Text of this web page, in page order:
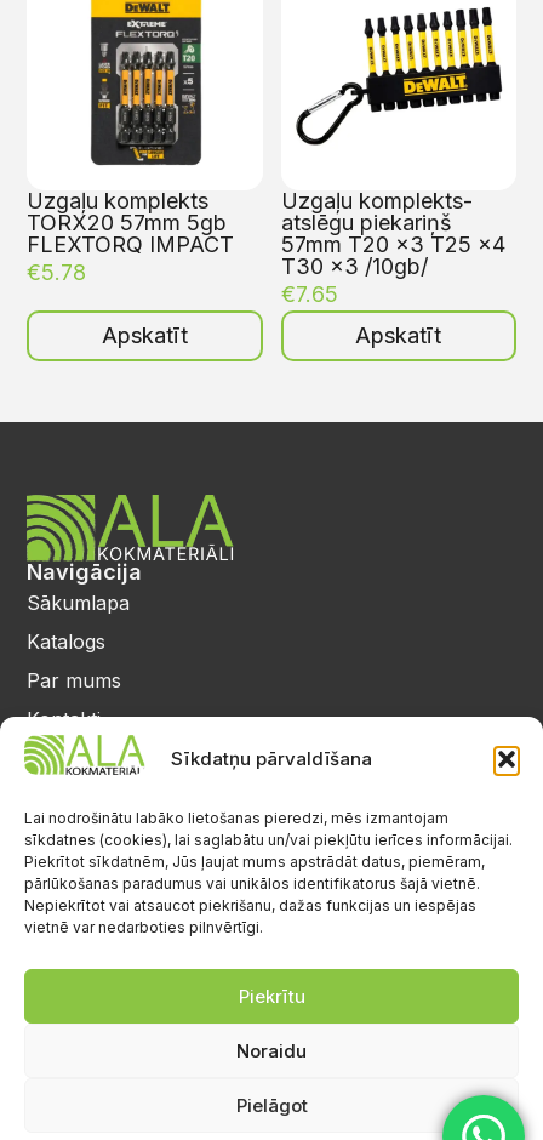
Sīkdatņu pārvaldīšana
Lai nodrošinātu labāko lietošanas pieredzi, mēs izmantojam
sīkdatnes (cookies), lai saglabātu un/vai piekļūtu ierīces informācijai.
Piekrītot sīkdatnēm, Jūs ļaujat mums apstrādāt datus, piemēram,
pārlūkošanas paradumus vai unikālos identifikatorus šajā vietnē.
Nepiekrītot vai atsaucot piekrišanu, dažas funkcijas un iespējas
vietnē var nedarboties pilnvērtīgi.
Piekrītu
Noraidu
Pielāgot
Uzgaļu komplekts
TORX20 57mm 5gb
FLEXTORQ IMPACT
€5.78
Apskatīt
Uzgaļu komplekts-
atslēgu piekariņš
57mm T20 x3 T25 x4
T30 x3 /10gb/
€7.65
Apskatīt
Navigācija
Sākumlapa
Katalogs
Par mums
Kontakti
Privātuma politika
25 64 17 98
info@alalignea.lv
Daugavas iela 28, Mārupe
Facebook
S.-Sv.: brīvs